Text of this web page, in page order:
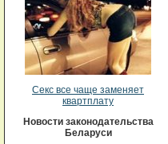
Секс все чаще заменяет
квартплату
Новости законодательства
Беларуси